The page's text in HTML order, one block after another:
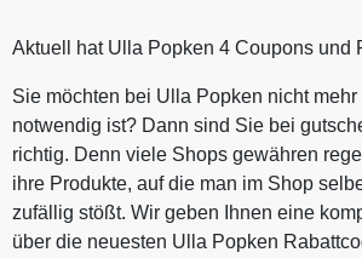
Aktuell hat Ulla Popken 4 Coupons und
Sie möchten bei Ulla Popken nicht
notwendig ist? Dann sind Sie bei
richtig. Denn viele Shops gewähren
ihre Produkte, auf die man im Shop
zufällig stößt. Wir geben Ihnen eine
über die neuesten Ulla Popken